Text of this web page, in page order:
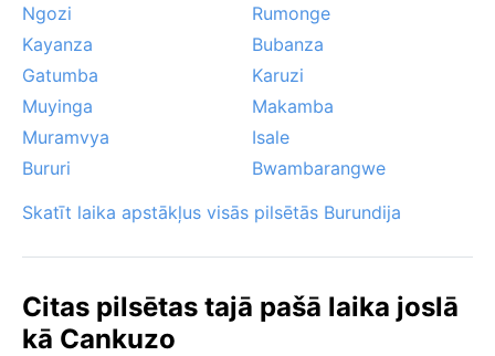
Ngozi
Rumonge
Kayanza
Bubanza
Gatumba
Karuzi
Muyinga
Makamba
Muramvya
Isale
Bururi
Bwambarangwe
Skatīt laika apstākļus visās pilsētās Burundija
Citas pilsētas tajā pašā laika joslā
kā Cankuzo